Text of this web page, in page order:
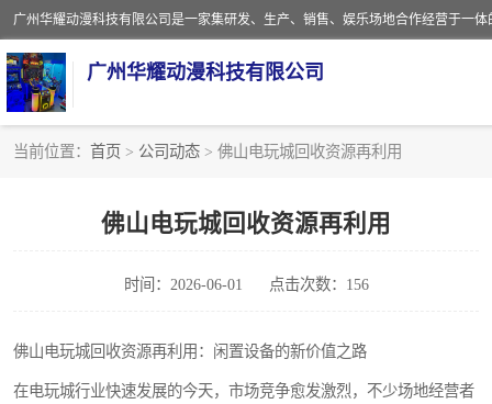
广州华耀动漫科技有限公司
当前位置： 首页 > 公司动态 > 佛山电玩城回收资源再利用
佛山电玩城回收资源再利用
时间：2026-06-01 点击次数：156
佛山电玩城回收资源再利用：闲置设备的新价值之路
在电玩城行业快速发展的今天，市场竞争愈发激烈，不少场地经营者
游戏厅回收